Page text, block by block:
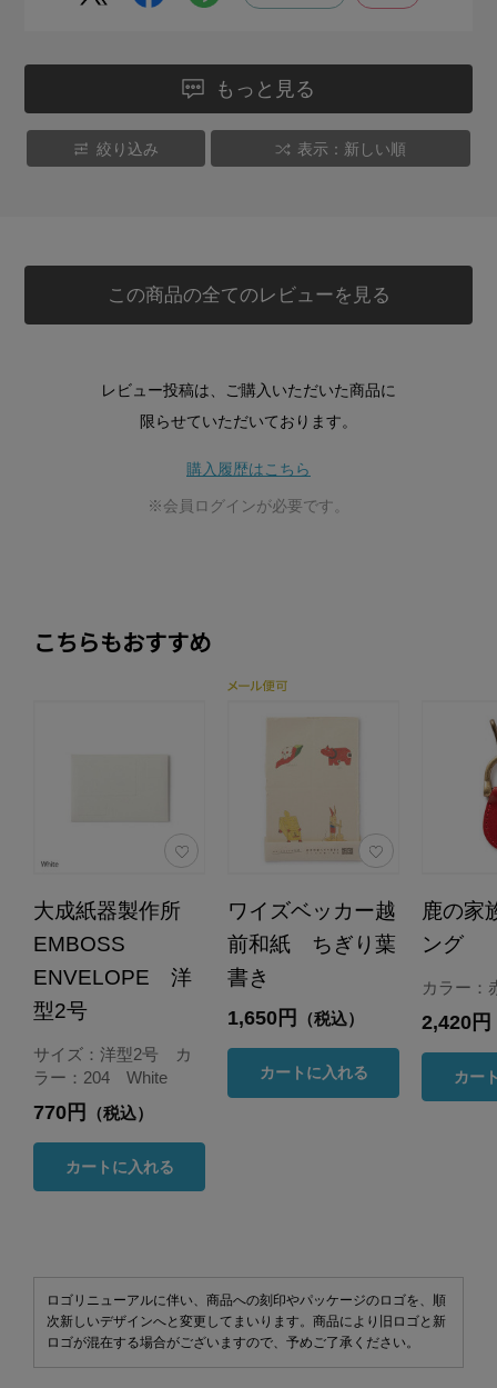
もっと見る
絞り込み 表示：新しい順
この商品の全てのレビューを見る
レビュー投稿は、ご購入いただいた商品に
限らせていただいております。
購入履歴はこちら
※会員ログインが必要です。
こちらもおすすめ
大成紙器製作所
EMBOSS
ENVELOPE 洋
型2号
サイズ：洋型2号 カ
ラー：204 White
770円 （税込）
カートに入れる
ワイズベッカー越
前和紙 ちぎり葉
書き
1,650円 （税込）
カートに入れる
鹿の
ング
カラー：
2,420円
カー
ロゴリニューアルに伴い、商品への刻印やパッケージのロゴを、順
次新しいデザインへと変更してまいります。商品により旧ロゴと新
ロゴが混在する場合がございますので、予めご了承ください。